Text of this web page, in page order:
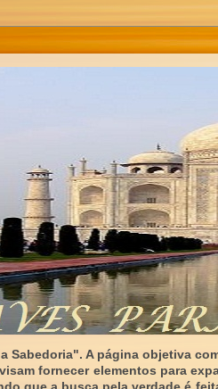
Sabedoria". A página objetiva
fornecer elementos para
que a busca pela verdade é